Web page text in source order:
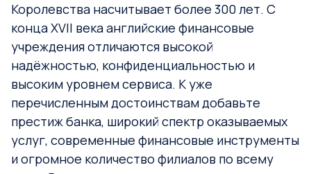
Королевства насчитывает более 300 лет. С
конца XVII века английские финансовые
учреждения отличаются высокой
надёжностью, конфиденциальностью и
высоким уровнем сервиса. К уже
перечисленным достоинствам добавьте
престиж банка, широкий спектр оказываемых
услуг, современные финансовые инструменты
и огромное количество филиалов по всему